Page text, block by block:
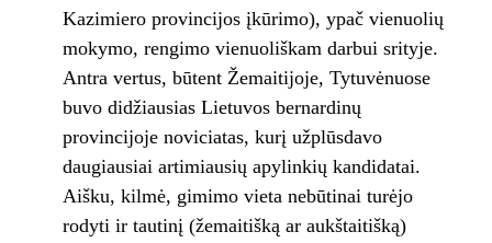
Kazimiero provincijos įkūrimo), ypač vienuolių
mokymo, rengimo vienuoliškam darbui srityje.
Antra vertus, būtent Žemaitijoje, Tytuvėnuose
buvo didžiausias Lietuvos bernardinų
provincijoje noviciatas, kurį užplūsdavo
daugiausiai artimiausių apylinkių kandidatai.
Aišku, kilmė, gimimo vieta nebūtinai turėjo
rodyti ir tautinį (žemaitišką ar aukštaitišką)